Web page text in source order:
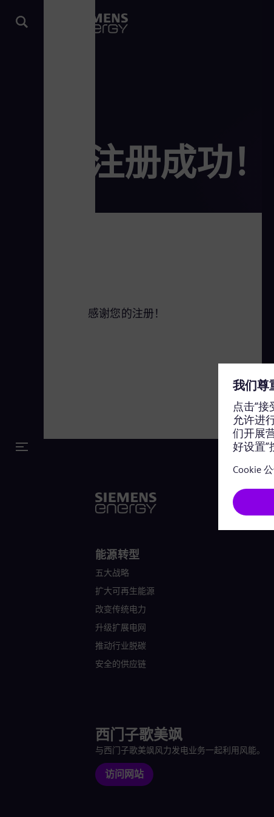
注册成功！
感谢您的注册！
能源转型
五大战略
扩大可再生能源
改变传统电力
升级扩展电网
推动行业脱碳
安全的供应链
西门子歌美飒
与西门子歌美飒风力发电业务一起利用风能。
访问网站